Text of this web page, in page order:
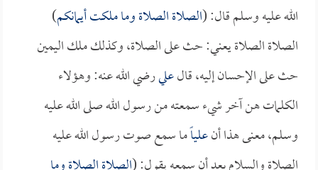
الله عليه وسلم قال: (الصلاة الصلاة وما ملكت أيمانكم)
الصلاة الصلاة يعني: حث على الصلاة، وكذلك ملك اليمين
حث على الإحسان إليه، قالعليرضي الله عنه: وهؤلاء
الكلمات هن آخر شيء سمعته من رسول الله صلى الله عليه
وسلم، معنى هذا أنعلياًما سمع صوت رسول الله عليه